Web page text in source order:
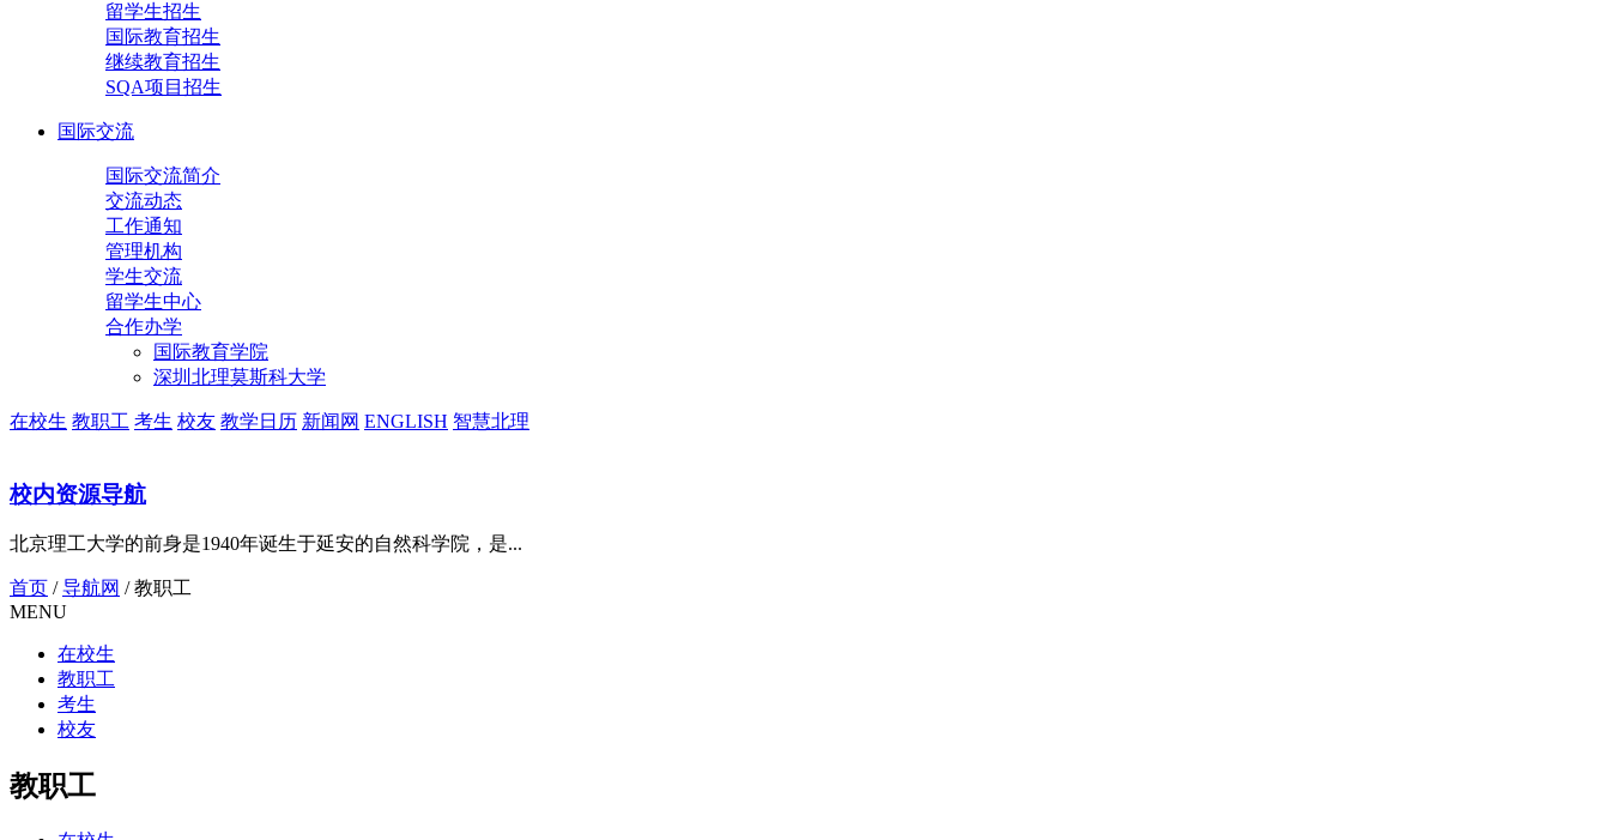
留学生招生
国际教育招生
继续教育招生
SQA项目招生
国际交流
国际交流简介
交流动态
工作通知
管理机构
学生交流
留学生中心
合作办学
国际教育学院
深圳北理莫斯科大学
在校生 教职工 考生 校友 教学日历 新闻网 ENGLISH 智慧北理
校内资源导航
北京理工大学的前身是1940年诞生于延安的自然科学院，是...
首页 /导航网 /教职工
MENU
在校生
教职工
考生
校友
教职工